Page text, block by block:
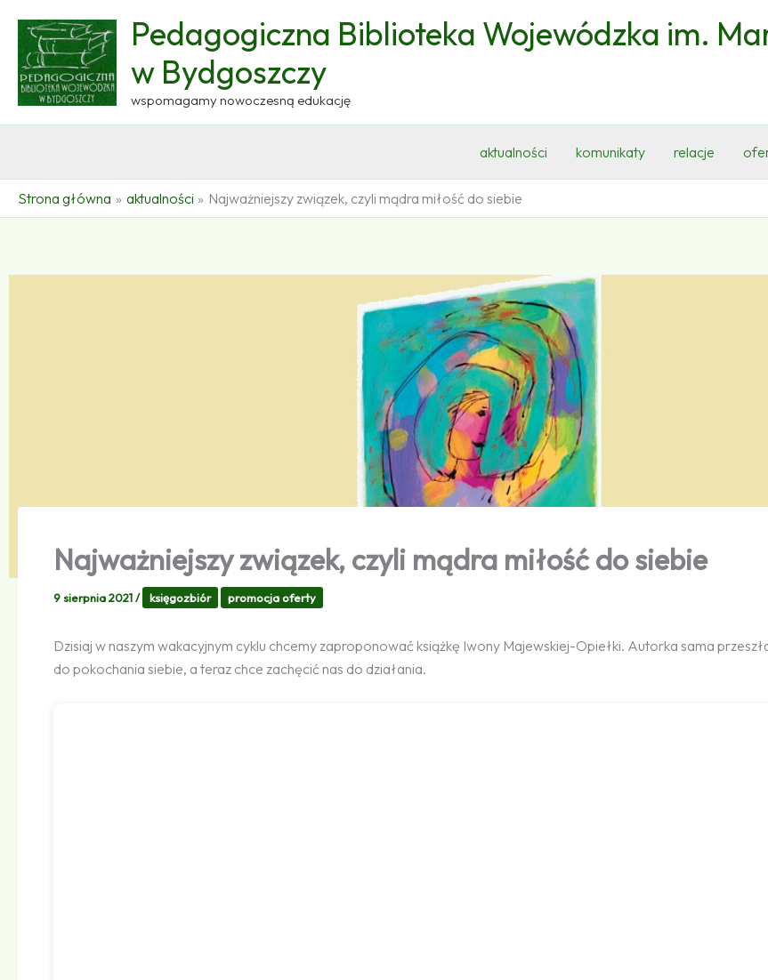
treści
Pedagogiczna Biblioteka Wojewódzka im.
w Bydgoszczy
wspomagamy nowoczesną edukację
aktualności komunikaty relacje
Strona główna aktualności Najważniejszy związek, czyli mądra miłość do siebie
Najważniejszy związek, czyli mądra miłość do siebie
9 sierpnia 2021/ księgozbiór promocja oferty
Dzisiaj w naszym wakacyjnym cyklu chcemy zaproponować książkę Iwony Majewskiej-Opiełki. Autorka sama
do pokochania siebie, a teraz chce zachęcić nas do działania.